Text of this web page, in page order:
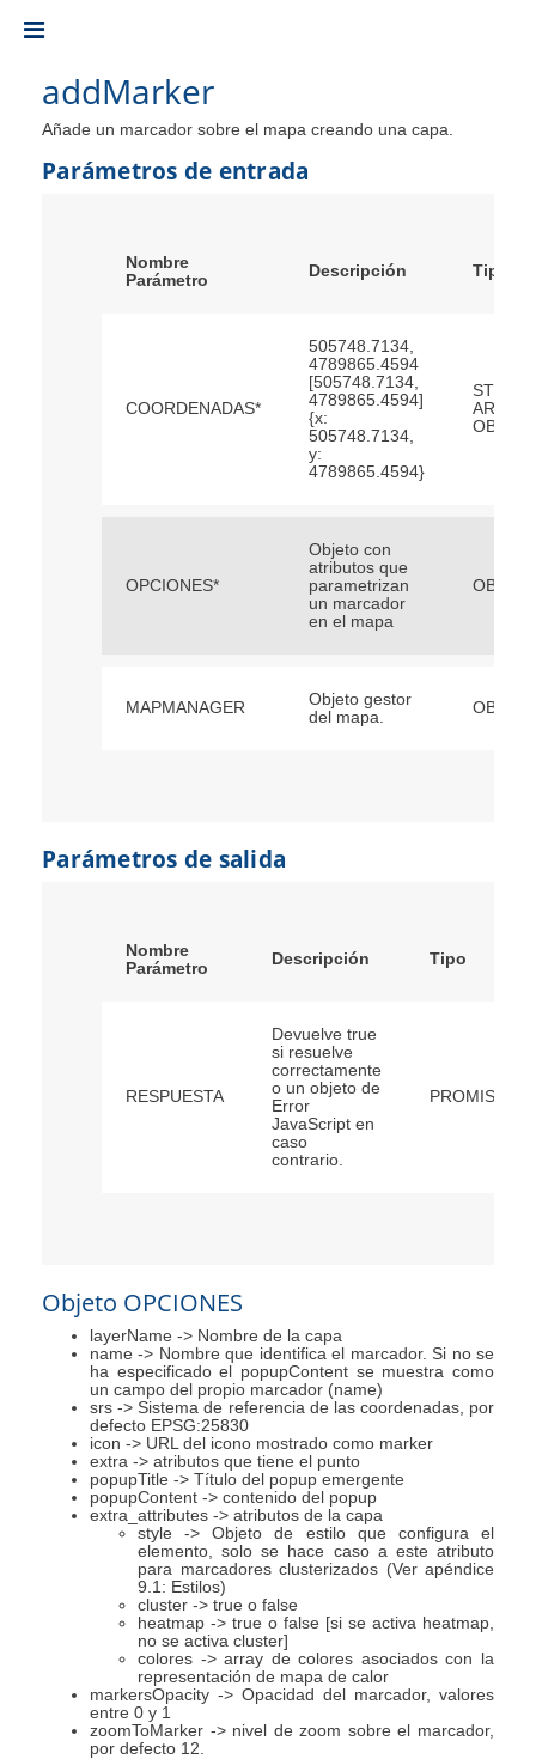
addMarker
Añade un marcador sobre el mapa creando una capa.
Parámetros de entrada
Nombre
Parámetro
Descripción Tipo
COORDENADAS*
505748.7134,
4789865.4594
[505748.7134,
4789865.4594]
{x:
505748.7134,
y:
4789865.4594}
STRING
ARRAY
OPCIONES*
Objeto con
atributos que
parametrizan
un marcador
en el mapa
MAPMANAGER
Objeto gestor
del mapa.
Parámetros de salida
Nombre
Parámetro
Descripción Tipo
RESPUESTA
Devuelve true
si resuelve
correctamente
o un objeto de
Error
JavaScript en
caso
contrario.
PROMISE
Objeto OPCIONES
layerName -> Nombre de la capa
name -> Nombre que identifica el marcador. Si no se
ha especificado el popupContent se muestra como
un campo del propio marcador (name)
srs -> Sistema de referencia de las coordenadas, por
defecto EPSG:25830
icon -> URL del icono mostrado como marker
extra -> atributos que tiene el punto
popupTitle -> Título del popup emergente
popupContent -> contenido del popup
extra_attributes -> atributos de la capa
style -> Objeto de estilo que configura el
elemento, solo se hace caso a este atributo
para marcadores clusterizados (Ver apéndice
9.1: Estilos)
cluster -> true o false
heatmap -> true o false [si se activa heatmap,
no se activa cluster]
colores -> array de colores asociados con la
representación de mapa de calor
markersOpacity -> Opacidad del marcador, valores
entre 0 y 1
zoomToMarker -> nivel de zoom sobre el marcador,
por defecto 12.